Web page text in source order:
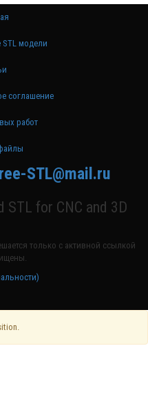
STL модели
соглашение
работ
STL@mail.ru
STL for CNC and 3D
только с активной ссылкой